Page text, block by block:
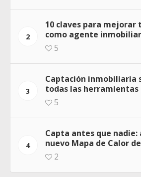
2
10 claves para
como agente
5
3
Captación inmobiliaria
todas las herramientas
5
4
Capta antes que nadie:
nuevo Mapa de Calor
2